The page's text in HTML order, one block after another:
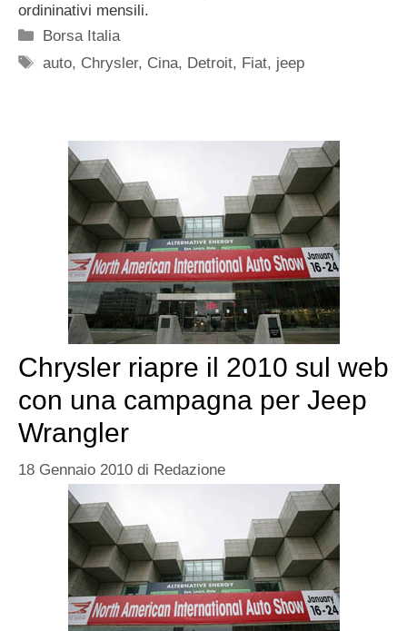
ordininativi mensili.
Categorie
Borsa Italia
Tag
auto, Chrysler, Cina, Detroit, Fiat, jeep
Chrysler riapre il 2010 sul web
con una campagna per Jeep
Wrangler
18 Gennaio 2010 di Redazione